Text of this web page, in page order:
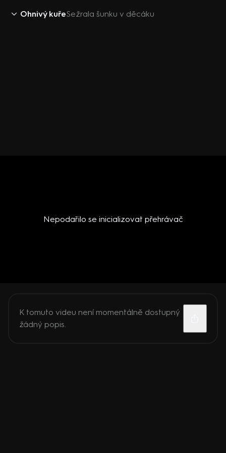
Ohnivý kuřeSežrala šunku v děcáku
Nepodařilo se inicializovat přehrávač
K tomuto videu není momentálně dostupný
žádný popis.